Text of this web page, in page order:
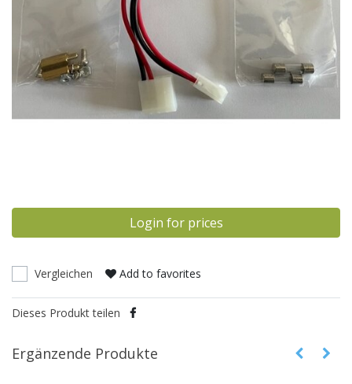
Login for prices
Vergleichen Add to favorites
Dieses Produkt teilen
Ergänzende Produkte